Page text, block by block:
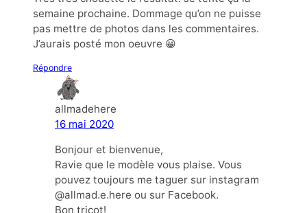
semaine prochaine. Dommage qu’on ne puisse
pas mettre de photos dans les commentaires.
J’aurais posté mon oeuvre 😀
Répondre
allmadehere
16 mai 2020
Bonjour et bienvenue,
Ravie que le modèle vous plaise. Vous
pouvez toujours me taguer sur instagram
@allmad.e.here ou sur Facebook.
Bon tricot!